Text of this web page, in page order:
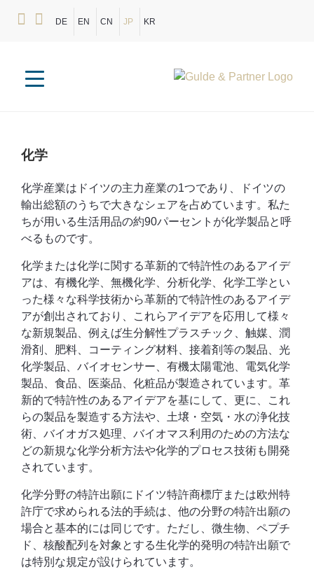
DE EN CN JP KR
化学
化学産業はドイツの主力産業の1つであり、ドイツの
輸出総額のうちで大きなシェアを占めています。私た
ちが用いる生活用品の約90パーセントが化学製品と呼
べるものです。
化学または化学に関する革新的で特許性のあるアイデ
アは、有機化学、無機化学、分析化学、化学工学とい
った様々な科学技術から革新的で特許性のあるアイデ
アが創出されており、これらアイデアを応用して様々
な新規製品、例えば生分解性プラスチック、触媒、潤
滑剤、肥料、コーティング材料、接着剤等の製品、光
化学製品、バイオセンサー、有機太陽電池、電気化学
製品、食品、医薬品、化粧品が製造されています。革
新的で特許性のあるアイデアを基にして、更に、これ
らの製品を製造する方法や、土壌・空気・水の浄化技
術、バイオガス処理、バイオマス利用のための方法な
どの新規な化学分析方法や化学的プロセス技術も開発
されています。
化学分野の特許出願にドイツ特許商標庁または欧州特
許庁で求められる法的手続は、他の分野の特許出願の
場合と基本的には同じです。ただし、微生物、ペプチ
ド、核酸配列を対象とする生化学的発明の特許出願で
は特別な規定が設けられています。